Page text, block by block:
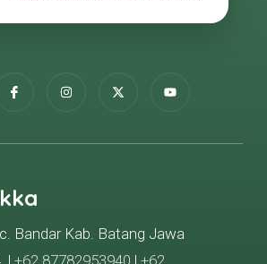
Bandar Kab. Batang Jawa
| +62 87782953940 | +62